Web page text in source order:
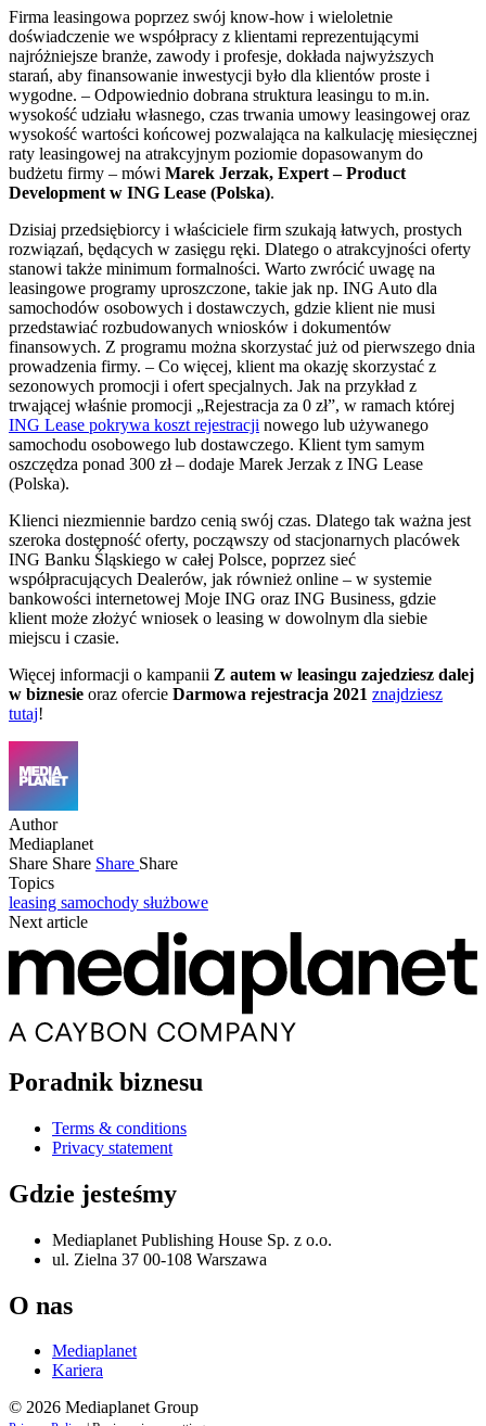
Firma leasingowa poprzez swój know-how i wieloletnie
doświadczenie we współpracy z klientami reprezentującymi
najróżniejsze branże, zawody i profesje, dokłada najwyższych
starań, aby finansowanie inwestycji było dla klientów proste i
wygodne. – Odpowiednio dobrana struktura leasingu to m.in.
wysokość udziału własnego, czas trwania umowy leasingowej oraz
wysokość wartości końcowej pozwalająca na kalkulację miesięcznej
raty leasingowej na atrakcyjnym poziomie dopasowanym do
budżetu firmy – mówi Marek Jerzak, Expert – Product
Development w ING Lease (Polska).
Dzisiaj przedsiębiorcy i właściciele firm szukają łatwych, prostych
rozwiązań, będących w zasięgu ręki. Dlatego o atrakcyjności oferty
stanowi także minimum formalności. Warto zwrócić uwagę na
leasingowe programy uproszczone, takie jak np. ING Auto dla
samochodów osobowych i dostawczych, gdzie klient nie musi
przedstawiać rozbudowanych wniosków i dokumentów
finansowych. Z programu można skorzystać już od pierwszego dnia
prowadzenia firmy. – Co więcej, klient ma okazję skorzystać z
sezonowych promocji i ofert specjalnych. Jak na przykład z
trwającej właśnie promocji „Rejestracja za 0 zł”, w ramach której
ING Lease pokrywa koszt rejestracji nowego lub używanego
samochodu osobowego lub dostawczego. Klient tym samym
oszczędza ponad 300 zł– dodaje Marek Jerzak z ING Lease
(Polska).
Klienci niezmiennie bardzo cenią swój czas. Dlatego tak ważna jest
szeroka dostępność oferty, począwszy od stacjonarnych placówek
ING Banku Śląskiego w całej Polsce, poprzez sieć
współpracujących Dealerów, jak również online – w systemie
bankowości internetowej Moje ING oraz ING Business, gdzie
klient może złożyć wniosek o leasing w dowolnym dla siebie
miejscu i czasie.
Więcej informacji o kampanii Z autem w leasingu zajedziesz dalej
w biznesie oraz ofercie Darmowa rejestracja 2021 znajdziesz
tutaj!
Author
Mediaplanet
Share Share Share Share
Topics
leasing samochody służbowe
Next article
Poradnik biznesu
Terms & conditions
Privacy statement
Gdzie jesteśmy
Mediaplanet Publishing House Sp. z o.o.
ul. Zielna 37 00-108 Warszawa
O nas
Mediaplanet
Kariera
© 2026 Mediaplanet Group